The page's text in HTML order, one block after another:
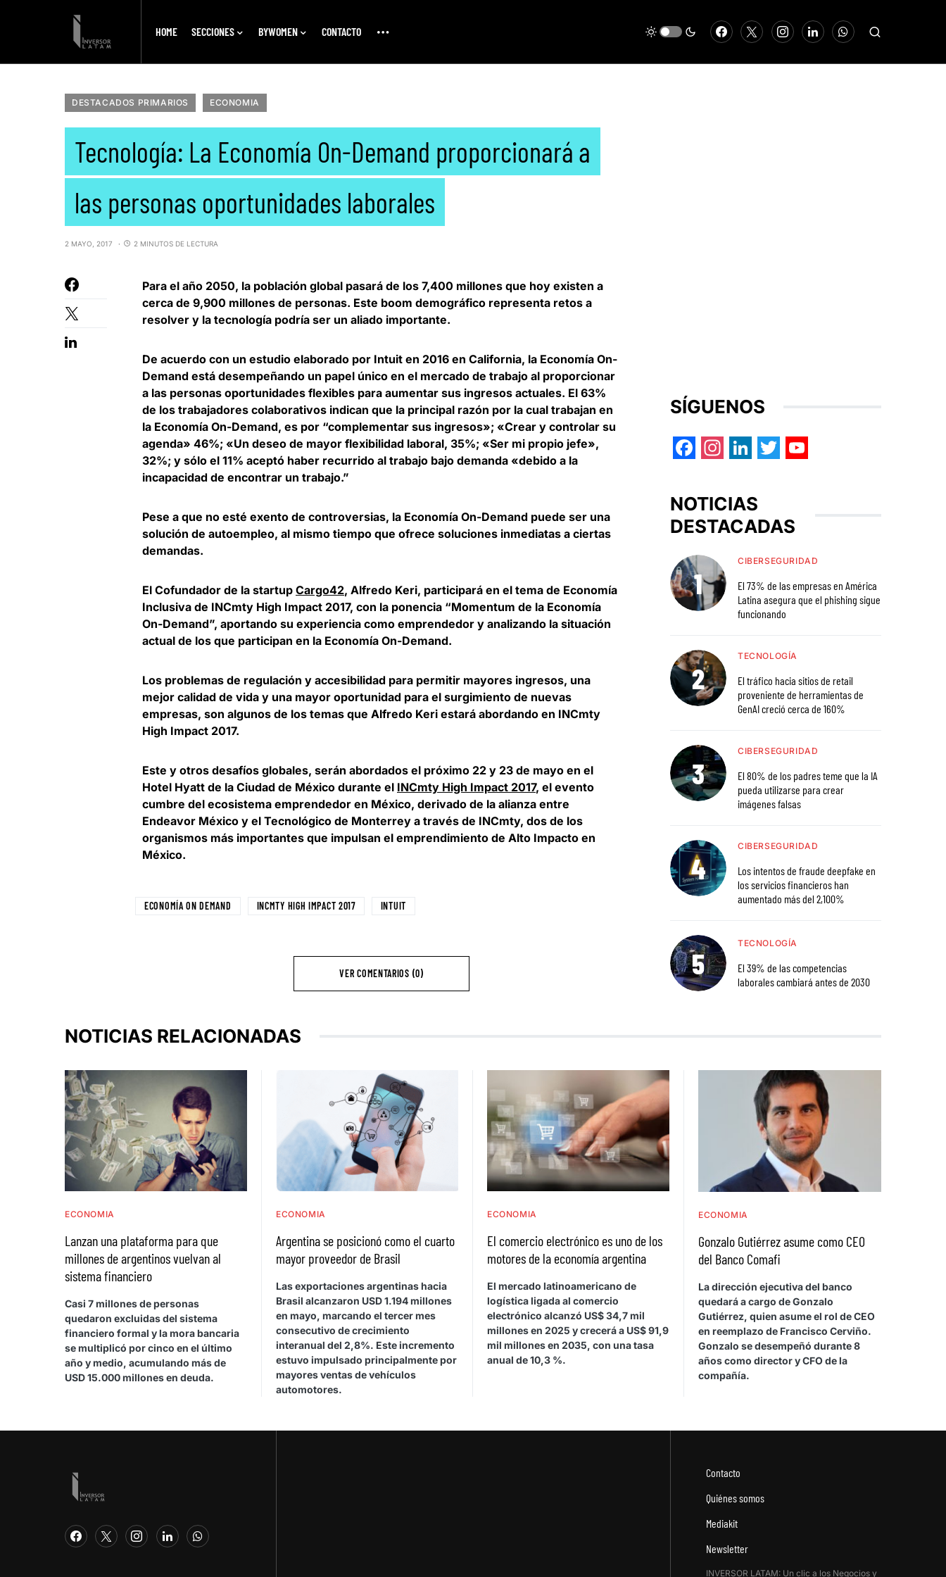
HOME SECCIONES BYWOMEN CONTACTO
DESTACADOS PRIMARIOS ECONOMIA
Tecnología: La Economía On-Demand proporcionará a
las personas oportunidades laborales
2 MAYO, 2017 2 MINUTOS DE LECTURA
Para el año 2050, la población global pasará de los 7,400 millones que hoy existen a
cerca de 9,900 millones de personas. Este boom demográfico representa retos a
resolver y la tecnología podría ser un aliado importante.
De acuerdo con un estudio elaborado por Intuit en 2016 en California, la Economía On-
Demand está desempeñando un papel único en el mercado de trabajo al proporcionar
a las personas oportunidades flexibles para aumentar sus ingresos actuales. El 63%
de los trabajadores colaborativos indican que la principal razón por la cual trabajan en
la Economía On-Demand, es por “complementar sus ingresos»; «Crear y controlar su
agenda» 46%; «Un deseo de mayor flexibilidad laboral, 35%; «Ser mi propio jefe»,
32%; y sólo el 11% aceptó haber recurrido al trabajo bajo demanda «debido a la
incapacidad de encontrar un trabajo.”
Pese a que no esté exento de controversias, la Economía On-Demand puede ser una
solución de autoempleo, al mismo tiempo que ofrece soluciones inmediatas a ciertas
demandas.
El Cofundador de la startup Cargo42, Alfredo Keri, participará en el tema de Economía
Inclusiva de INCmty High Impact 2017, con la ponencia “Momentum de la Economía
On-Demand”, aportando su experiencia como emprendedor y analizando la situación
actual de los que participan en la Economía On-Demand.
Los problemas de regulación y accesibilidad para permitir mayores ingresos, una
mejor calidad de vida y una mayor oportunidad para el surgimiento de nuevas
empresas, son algunos de los temas que Alfredo Keri estará abordando en INCmty
High Impact 2017.
Este y otros desafíos globales, serán abordados el próximo 22 y 23 de mayo en el
Hotel Hyatt de la Ciudad de México durante el INCmty High Impact 2017, el evento
cumbre del ecosistema emprendedor en México, derivado de la alianza entre
Endeavor México y el Tecnológico de Monterrey a través de INCmty, dos de los
organismos más importantes que impulsan el emprendimiento de Alto Impacto en
México.
ECONOMÍA ON DEMAND INCMTY HIGH IMPACT 2017 INTUIT
VER COMENTARIOS (0)
SÍGUENOS
NOTICIAS
DESTACADAS
CIBERSEGURIDAD
El 73% de las empresas en América
Latina asegura que el phishing sigue
funcionando
TECNOLOGÍA
El tráfico hacia sitios de retail
proveniente de herramientas de
GenAI creció cerca de 160%
CIBERSEGURIDAD
El 80% de los padres teme que la IA
pueda utilizarse para crear
imágenes falsas
CIBERSEGURIDAD
Los intentos de fraude deepfake en
los servicios financieros han
aumentado más del 2,100%
TECNOLOGÍA
El 39% de las competencias
laborales cambiará antes de 2030
NOTICIAS RELACIONADAS
ECONOMIA
Lanzan una plataforma para que
millones de argentinos vuelvan al
sistema financiero
Casi 7 millones de personas
quedaron excluidas del sistema
financiero formal y la mora bancaria
se multiplicó por cinco en el último
año y medio, acumulando más de
USD 15.000 millones en deuda.
ECONOMIA
Argentina se posicionó como el cuarto
mayor proveedor de Brasil
Las exportaciones argentinas hacia
Brasil alcanzaron USD 1.194 millones
en mayo, marcando el tercer mes
consecutivo de crecimiento
interanual del 2,8%. Este incremento
estuvo impulsado principalmente por
mayores ventas de vehículos
automotores.
ECONOMIA
El comercio electrónico es uno de los
motores de la economía argentina
El mercado latinoamericano de
logística ligada al comercio
electrónico alcanzó US$ 34,7 mil
millones en 2025 y crecerá a US$ 91,9
mil millones en 2035, con una tasa
anual de 10,3 %.
ECONOMIA
Gonzalo Gutiérrez asume como CEO
del Banco Comafi
La dirección ejecutiva del banco
quedará a cargo de Gonzalo
Gutiérrez, quien asume el rol de CEO
en reemplazo de Francisco Cerviño.
Gonzalo se desempeñó durante 8
años como director y CFO de la
compañía.
Contacto
Quiénes somos
Mediakit
Newsletter
INVERSOR LATAM: Un clic a los Negocios y